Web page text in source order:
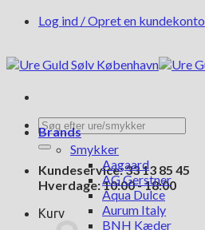
FortsætLog ind / Opret en kundekonto
Søg
efter:
Kundeservice: 33 13 85 45
Hverdage: 10:00 - 18:00
Kurv
Brands
Smykker
Aagaard
AG Gerstner
Aqua Dulce
Aurum Italy
BNH Kæder